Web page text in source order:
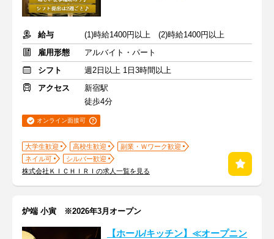
給与
(1)時給1400円以上 (2)時給1400円以上
雇用形態
アルバイト・パート
シフト
週2日以上 1日3時間以上
アクセス
新宿駅
徒歩4分
オンライン面接可
大学生歓迎 高校生歓迎
副業・Ｗワーク歓迎
ネイル可
シルバー歓迎
株式会社ＫＩＣＨＩＲＩの求人一覧を見る
炉端 小寅 ※2026年3月オープン
【ホール/キッチン】≪オープニン